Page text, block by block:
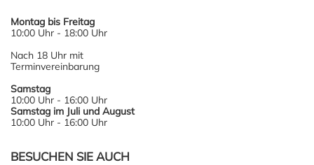
Montag bis Freitag
10:00 Uhr - 18:00 Uhr
Nach 18 Uhr mit
Terminvereinbarung
Samstag
10:00 Uhr - 16:00 Uhr
Samstag im Juli und August
10:00 Uhr - 16:00 Uhr
BESUCHEN SIE AUCH